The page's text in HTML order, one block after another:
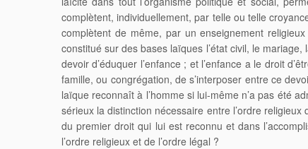
complètent, individuellement, par telle ou telle
complètent de même, par un enseignement
constitué sur des bases laïques l’état civil, le
devoir d’éduquer l’enfance ; et l’enfance a le droit
famille, ou congrégation, de s’interposer entre ce
laïque reconnaît à l’homme si lui-même n’a pas été
sérieux la distinction nécessaire entre l’ordre
du premier droit qui lui est reconnu et dans
l’ordre religieux et de l’ordre légal ?